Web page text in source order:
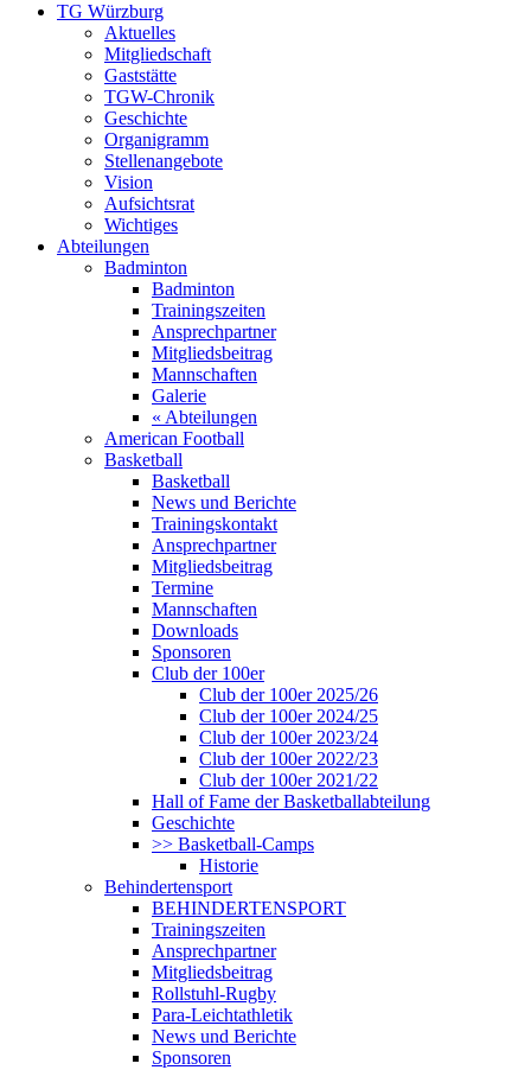
TG Würzburg
Aktuelles
Mitgliedschaft
Gaststätte
TGW-Chronik
Geschichte
Organigramm
Stellenangebote
Vision
Aufsichtsrat
Wichtiges
Abteilungen
Badminton
Badminton
Trainingszeiten
Ansprechpartner
Mitgliedsbeitrag
Mannschaften
Galerie
« Abteilungen
American Football
Basketball
Basketball
News und Berichte
Trainingskontakt
Ansprechpartner
Mitgliedsbeitrag
Termine
Mannschaften
Downloads
Sponsoren
Club der 100er
Club der 100er 2025/26
Club der 100er 2024/25
Club der 100er 2023/24
Club der 100er 2022/23
Club der 100er 2021/22
Hall of Fame der Basketballabteilung
Geschichte
>> Basketball-Camps
Historie
Behindertensport
BEHINDERTENSPORT
Trainingszeiten
Ansprechpartner
Mitgliedsbeitrag
Rollstuhl-Rugby
Para-Leichtathletik
News und Berichte
Sponsoren